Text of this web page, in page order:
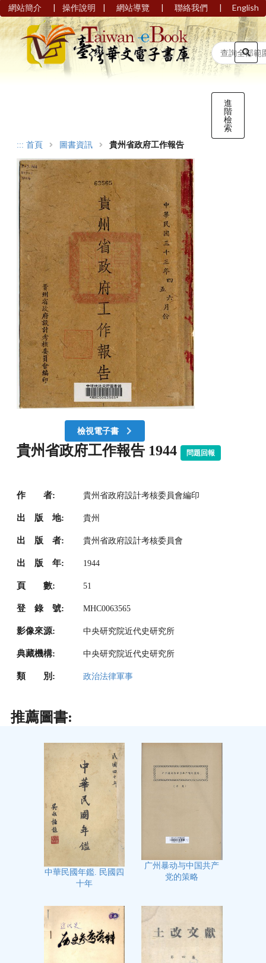
網站簡介 | 操作說明 | 網站導覽 | 聯絡我們 | English
進
階
檢
索
::: 首頁 圖書資訊 貴州省政府工作報告
檢視電子書
貴州省政府工作報告 1944 問題回報
作 者: 貴州省政府設計考核委員會編印
出 版 地: 貴州
出 版 者: 貴州省政府設計考核委員會
出 版 年: 1944
頁 數: 51
登 錄 號: MHC0063565
影像來源: 中央研究院近代史研究所
典藏機構: 中央研究院近代史研究所
類 別: 政治法律軍事
推薦圖書:
中華民國年鑑. 民國四
十年
广州暴动与中国共产
党的策略